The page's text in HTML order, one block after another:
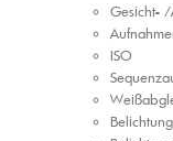
Gesicht- /
ISO